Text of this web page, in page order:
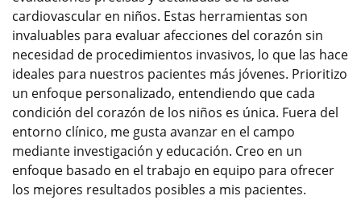
cardiovascular en niños. Estas herramientas son
invaluables para evaluar afecciones del corazón sin
necesidad de procedimientos invasivos, lo que las hace
ideales para nuestros pacientes más jóvenes. Prioritizo
un enfoque personalizado, entendiendo que cada
condición del corazón de los niños es única. Fuera del
entorno clínico, me gusta avanzar en el campo
mediante investigación y educación. Creo en un
enfoque basado en el trabajo en equipo para ofrecer
los mejores resultados posibles a mis pacientes.